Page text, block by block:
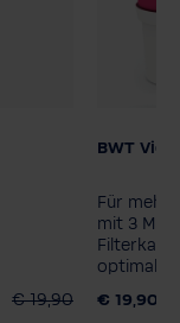
€ 19,90
BWT
Für mehr
mit 3
optimale
€ 19,90